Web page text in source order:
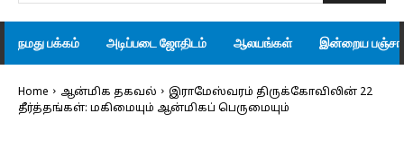
நமது பக்கம் அடிப்படை ஜோதிடம் ஆலயங்கள் இன்றைய
Home ஆன்மிக தகவல்
இராமேஸ்வரம் திருக்கோவிலின் 22
தீர்த்தங்கள்: மகிமையும் ஆன்மிகப் பெருமையும்